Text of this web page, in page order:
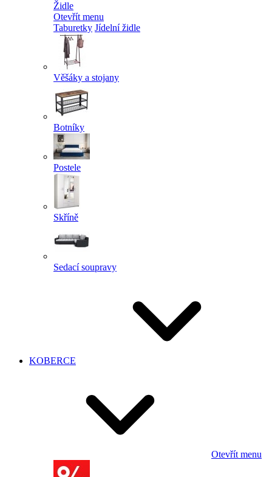
Židle
Otevřít menu
Taburetky Jídelní židle
Věšáky a stojany
Botníky
Postele
Skříně
Sedací soupravy
KOBERCE
Otevřít menu